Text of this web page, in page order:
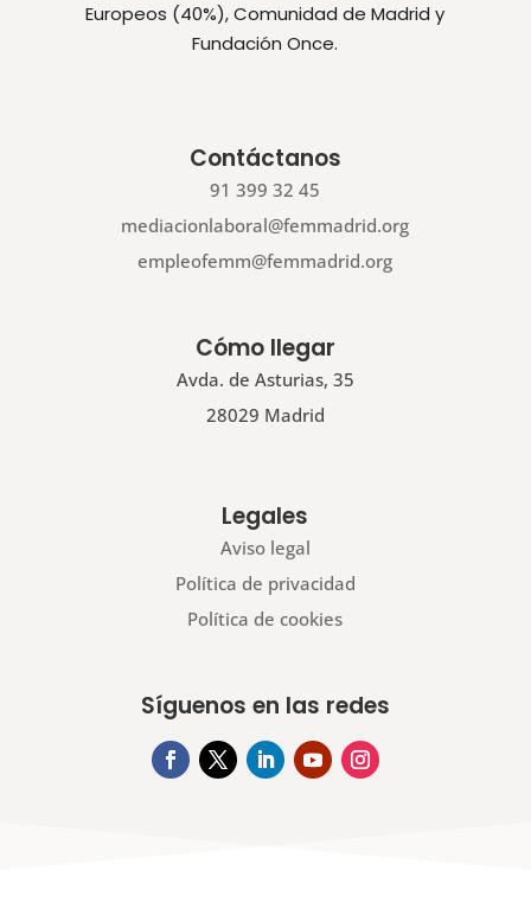
Europeos (40%), Comunidad de Madrid y
Fundación Once.
Contáctanos
91 399 32 45
mediacionlaboral@femmadrid.org
empleofemm@femmadrid.org
Cómo llegar
Avda. de Asturias, 35
28029 Madrid
Legales
Aviso legal
Política de privacidad
Política de cookies
Síguenos en las redes